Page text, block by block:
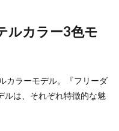
ルカラー3色モ
カラーモデル。『フリーダ
ルは、それぞれ特徴的な魅